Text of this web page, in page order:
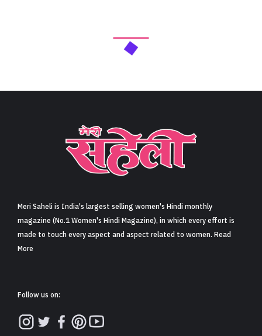
Meri Saheli is India's largest selling women's Hindi monthly
magazine (No.1 Women's Hindi Magazine), in which every effort is
made to touch every aspect and aspect related to women. Read
More
Follow us on: